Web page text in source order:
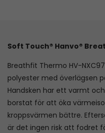
Soft Touch® Hanvo®
Breathfit Thermo HV-
polyester med överlägsen
Handsken har ett varmt
borstat för att öka
kroppsvärmen bättre.
är det ingen risk att fodret